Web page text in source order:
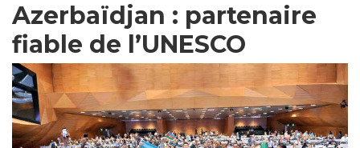
Azerbaïdjan : partenaire
fiable de l’UNESCO